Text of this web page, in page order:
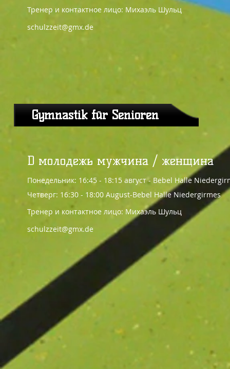
Тренер и контактное лицо: Михаэль Шульц
schulzzeit@gmx.de
D молодежь мужчина / женщина
Понедельник: 16:45 - 18:15 август - Bebel Halle
Четверг: 16:30 - 18:00 August-Bebel Halle Niedergirmes
Тренер и контактное лицо: Михаэль Шульц
schulzzeit@gmx.de
Gymnastik für Senioren